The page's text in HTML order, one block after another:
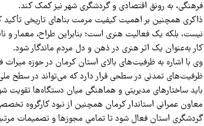
فرهنگی، به رونق اقتصادی و گردشگری شهر نیز کمک کند.
ذاکری همچنین بر اهمیت کیفیت مرمت بناهای تاریخی
نیست، بلکه یک فعالیت هنری است؛ بنابراین طراح، معمار و
کار به‌عنوان یک اثر هنری در ذهن و دل مردم ماندگار شود.
وی با اشاره به ظرفیت‌های بالای استان کرمان در حوزه میراث
ظرفیت‌های تمدنی در سطحی قرار دارد که می‌تواند در سطح
باید ساختارهای مدیریتی و هماهنگی میان دستگاه‌ها تقویت
معاون عمرانی استاندار کرمان همچنین از نبود کارگروه
گردشگری استان فعال شود تا تمامی مجوزها و تصمیمات